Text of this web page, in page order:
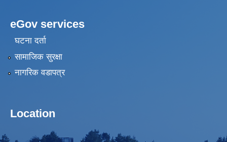
eGov services
घटना दर्ता
सामाजिक सुरक्षा
नागरिक वडापत्र
Location